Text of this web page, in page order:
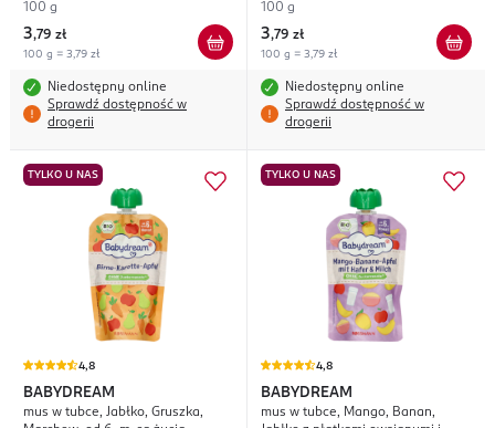
100 g
3,79 zł
100 g = 3,79 zł
Niedostępny online
Sprawdź dostępność w
drogerii
życia
100 g
3,79 zł
100 g = 3,79 zł
Niedostępny online
Sprawdź dostępność w
drogerii
TYLKO U NAS
4,8
BABYDREAM
mus w tubce, Jabłko, Gruszka,
TYLKO U NAS
4,8
BABYDREAM
mus w tubce, Mango, Banan,